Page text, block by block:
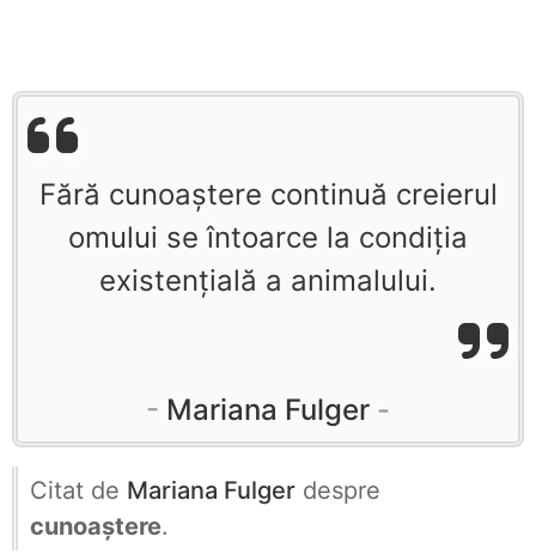
Fără cunoaştere continuă creierul
omului se întoarce la condiţia
existenţială a animalului.
Mariana Fulger
Citat de Mariana Fulger despre
cunoaștere.